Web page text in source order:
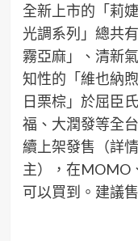
全新上市的「莉婕
光調系列」 總共
霧亞麻 」、清新
知性的「維也納
日栗棕 」 於屈臣
福、大潤發等全
續 上架發售 （詳
主） ， 在MOMO
可以買到。 建議